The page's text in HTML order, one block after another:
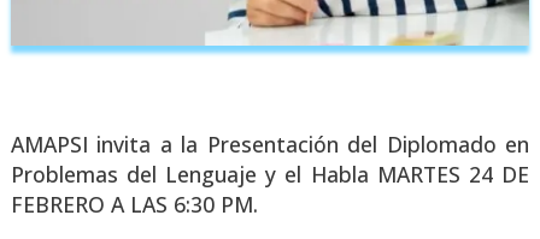
AMAPSI invi­ta a la Pre­sen­ta­ción del Diplo­ma­do en
Pro­ble­mas del Len­gua­je y el Habla MARTES 24 DE
FEBRERO A LAS 6:30 PM.